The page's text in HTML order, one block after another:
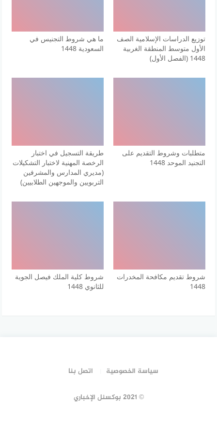
توزيع الدراسات الإسلامية الصف
الأول متوسط المنطقة الغربية
1448 (الفصل الأول)
ما هي شروط التجنيس في
السعودية 1448
متطلبات وشروط التقديم على
التجنيد الموحد 1448
طريقة التسجيل في اختبار
الرخصة المهنية لاختبار التشكيلات
(مديري المدارس والمشرفين
التربويين والموجهين الطلابيين)
شروط تقديم مكافحة المخدرات
1448
شروط كلية الملك فيصل الجوية
للثانوي 1448
سياسة الخصوصية اتصل بنا
© 2021 بوكسنل الإخباري